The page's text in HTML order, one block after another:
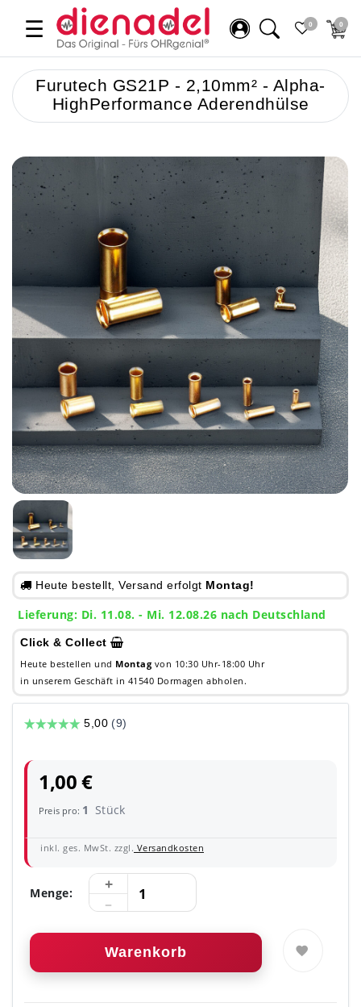
☰ 0 0
Furutech GS21P - 2,10mm² - Alpha-
HighPerformance Aderendhülse
Heute bestellt, Versand erfolgt Montag!
Lieferung: Di. 11.08. - Mi. 12.08.26 nach Deutschland
Click & Collect
Heute bestellen und Montag von 10:30 Uhr-18:00 Uhr
in unserem Geschäft in 41540 Dormagen abholen.
1,00 €
Preis pro: 1 Stück
inkl. ges. MwSt. zzgl. Versandkosten
Menge:
Warenkorb